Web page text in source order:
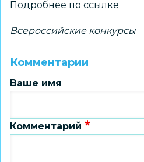
Подробнее по ссылке
Всероссийские конкурсы
Комментарии
Ваше имя
Комментарий